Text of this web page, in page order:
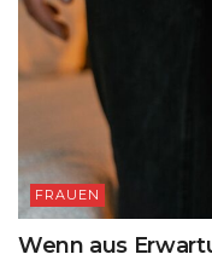
FRAUEN
Wenn aus